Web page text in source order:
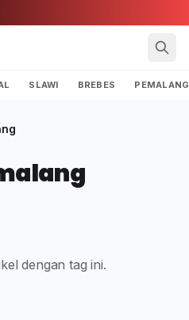
SLAWI BREBES PEMALANG
dengan tag ini.